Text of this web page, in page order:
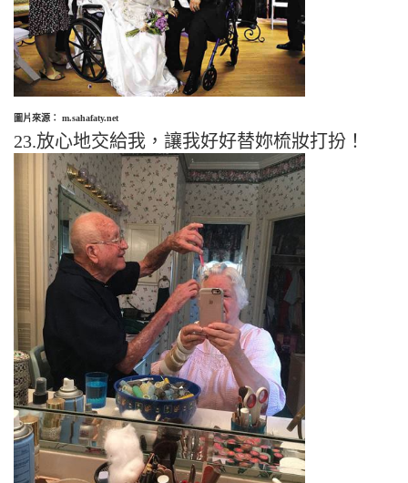
圖片來源： m.sahafaty.net
23.放心地交給我，讓我好好替妳梳妝打扮！